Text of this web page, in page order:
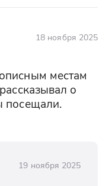
в
"Элит"
Дербенту,
Кала и
18 ноября 2025
местам
о
посещали.
19 ноября 2025